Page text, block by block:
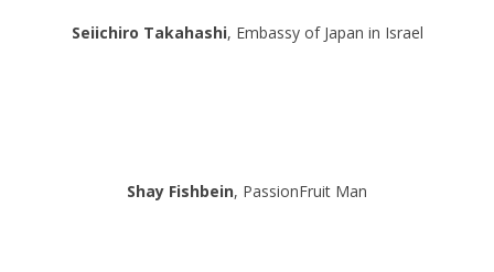
Seiichiro Takahashi, Embassy of Japan in Israel
Shay Fishbein, PassionFruit Man